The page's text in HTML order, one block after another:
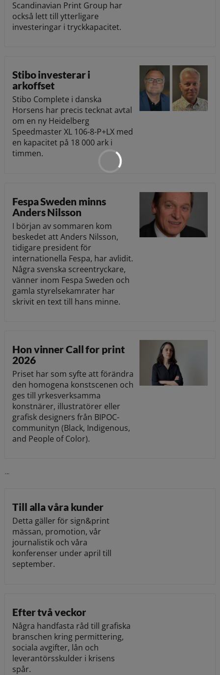
Scandinavian Print Group har
också lett till ytterligare
investeringar i tryckkapacitet.
Stibo investerar i
arkoffset
Stibo Complete i danska
Horsens har precis tecknat avtal
om en ny Heidelberg
Speedmaster XL 106-8-P+LX med
en kapacitet på 18 000 ark i
timmen.
Fespa Sweden minns
Anders Nilsson
I början av sommaren kom
beskedet att Anders Nilsson,
tidigare president för
internationella Fespa, har avlidit.
Några svenska screentryckare,
vänner inom Fespa Sweden och
gamla styrelsekamrater har
skrivit en text till hans minne.
Hon vinner Call for print
2026
Priset har som syfte att förändra
den homogena konstscenen och
ges till yrkesverksamma
konstnärer, illustratörer eller
grafisk designers från BIPOC-
communityn (Black, Indigenous,
and People of Color).
Till alla våra kunder
Detta gäller för sign&print
mässan, promotion, vår
journalistik och våra
konferenser under april till
september.
Efter två veckor
Några handfasta råd till grafiska
branschen kring permittering,
sociala avgifter, lån och
leverantörsskulder i krisens
spår.